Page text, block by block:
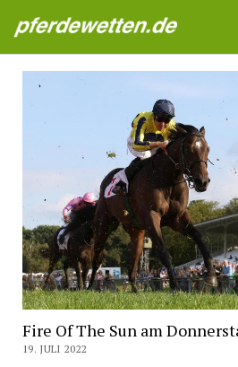
Pferdewetten News
Fire Of The Sun am
19. JULI 2022